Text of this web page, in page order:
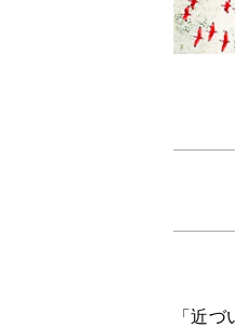
「近